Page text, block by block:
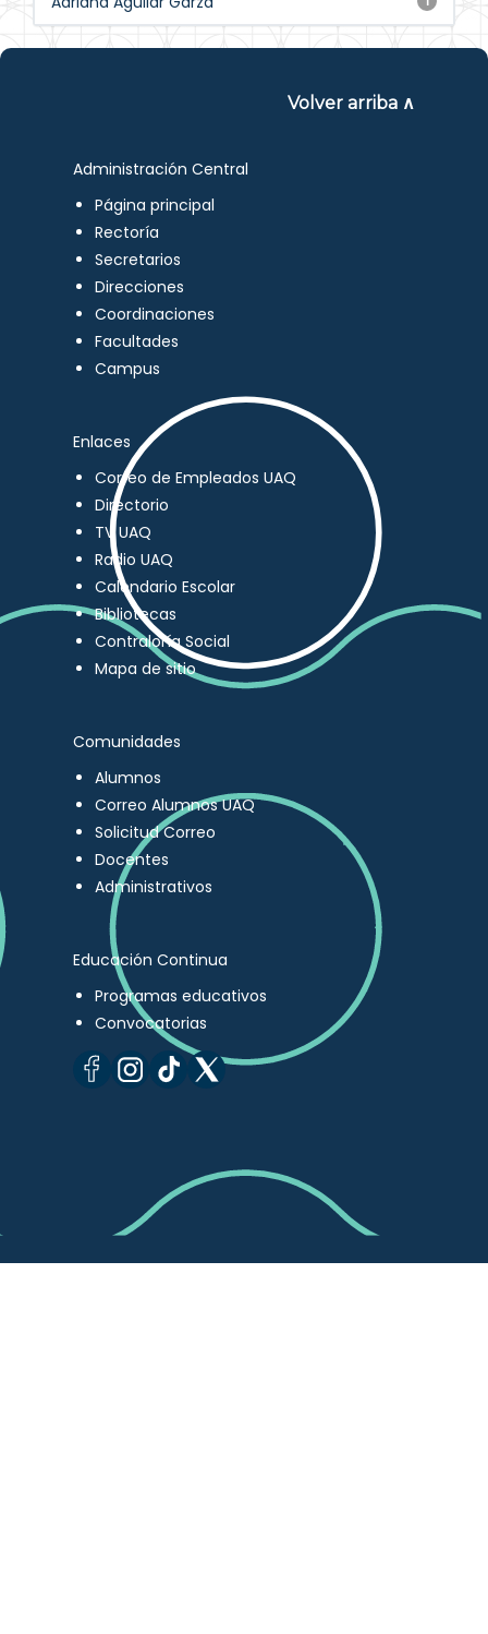
Volver arriba ∧
Administración Central
Página principal
Rectoría
Secretarios
Direcciones
Coordinaciones
Facultades
Campus
Enlaces
Correo de Empleados UAQ
Directorio
TV UAQ
Radio UAQ
Calendario Escolar
Bibliotecas
Contraloría Social
Mapa de sitio
Comunidades
Alumnos
Correo Alumnos UAQ
Solicitud Correo
Docentes
Administrativos
Educación Continua
Programas educativos
Convocatorias